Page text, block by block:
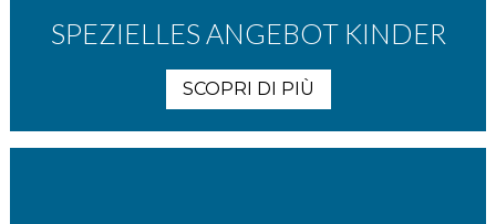
SPEZIELLES ANGEBOT KINDER
SCOPRI DI PIÙ